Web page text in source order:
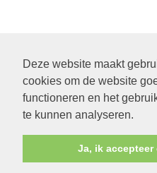
Deze website maakt
cookies om de website
functioneren en het
te kunnen analyseren.
Ja, ik accepteer